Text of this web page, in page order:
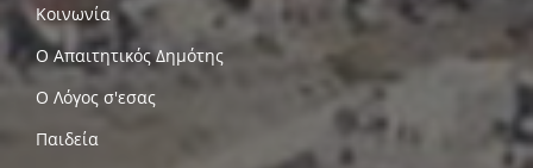
Κοινωνία
Ο Απαιτητικός Δημότης
Ο Λόγος σ'εσας
Παιδεία